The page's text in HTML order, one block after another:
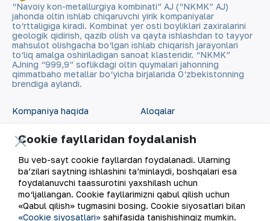
“Navoiy kon-metallurgiya kombinati” AJ (“NKMK” AJ)
jahonda oltin ishlab chiqaruvchi yirik kompaniyalar
to‘rttaligiga kiradi. Kombinat yer osti boyliklari zaxiralarini
geologik qidirish, qazib olish va qayta ishlashdan to tayyor
mahsulot olishgacha bo‘lgan ishlab chiqarish jarayonlari
to‘liq amalga oshiriladigan sanoat klasteridir. “NKMK”
AJning “999,9” soflikdagi oltin quymalari jahonning
qimmatbaho metallar bo‘yicha birjalarida O‘zbekistonning
brendiga aylandi.
Kompaniya haqida
Bizning faoliyatimiz
Barqaror rivojlanish
Investorlarga
Aloqalar
Sayt xaritasi
Foydalanish shartlari
Cookie fayllaridan
foydalanish
Cookie fayllaridan foydalanish
Bu veb-sayt cookie fayllardan foydalanadi. Ularning
ba’zilari saytning ishlashini ta’minlaydi, boshqalari esa
foydalanuvchi taassurotini yaxshilash uchun
mo‘ljallangan. Cookie fayllarimizni qabul qilish uchun
«Qabul qilish» tugmasini bosing. Cookie siyosatlari bilan
«Cookie siyosatlari» sahifasida tanishishingiz mumkin.